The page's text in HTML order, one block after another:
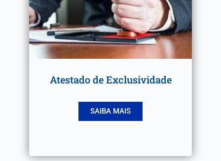
Atestado de Exclusividade
SAIBA MAIS